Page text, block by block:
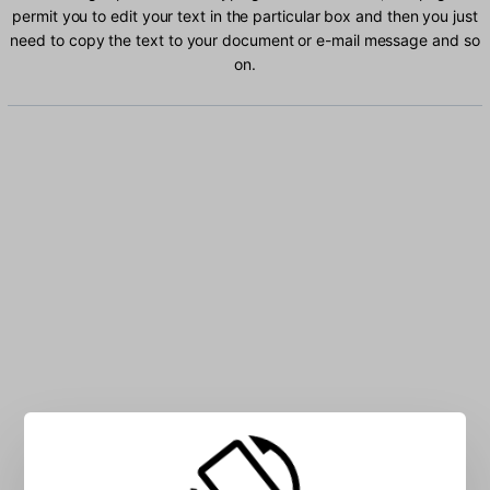
permit you to edit your text in the particular box and then you just
need to copy the text to your document or e-mail message and so
on.
Type German characters into the box: